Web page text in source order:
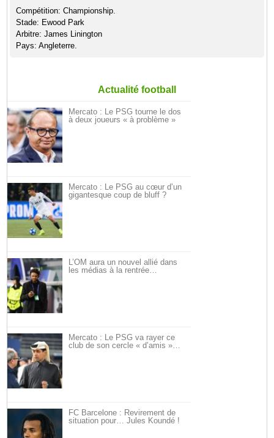
Compétition: Championship.
Stade: Ewood Park
Arbitre: James Linington
Pays: Angleterre.
Actualité football
Mercato : Le PSG tourne le dos
à deux joueurs « à problème »
Mercato : Le PSG au cœur d’un
gigantesque coup de bluff ?
L’OM aura un nouvel allié dans
les médias à la rentrée…
Mercato : Le PSG va rayer ce
club de son cercle « d’amis »…
FC Barcelone : Revirement de
situation pour… Jules Koundé !